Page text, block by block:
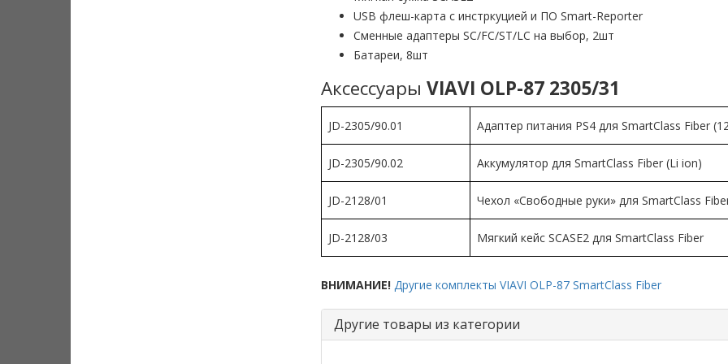
USB флеш-карта с инстркуцией и ПО Smart-Reporter
Сменные адаптеры SC/FC/ST/LC на выбор, 2шт
Батареи, 8шт
Аксессуары VIAVI OLP-87 2305/31
JD-2305/90.01 Адаптер питания PS4 для SmartClass Fiber
JD-2305/90.02 Аккумулятор для SmartClass Fiber (Li ion)
JD-2128/01 Чехол «Свободные руки» для SmartClass
JD-2128/03 Мягкий кейс SCASE2 для SmartClass Fiber
ВНИМАНИЕ! Другие комплекты VIAVI OLP-87 SmartClass Fiber
Другие товары из категории